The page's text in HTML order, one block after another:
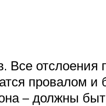
Все
провалом
– должны